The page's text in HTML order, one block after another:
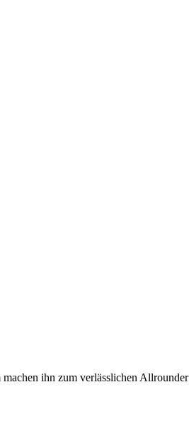
ihn zum verlässlichen Allrounder